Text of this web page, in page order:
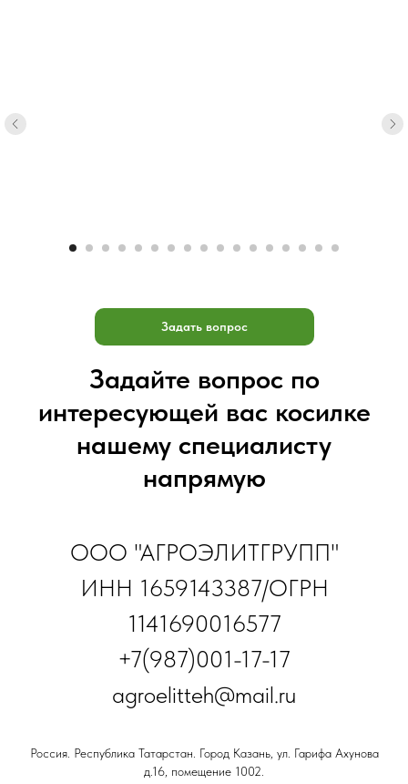
Задать вопрос
Задайте вопрос по
интересующей вас косилке
нашему специалисту
напрямую
ООО "АГРОЭЛИТГРУПП"
ИНН 1659143387/ОГРН
1141690016577
+7(987)001-17-17
agroelitteh@mail.ru
Россия. Республика Татарстан. Город Казань, ул. Гарифа Ахунова
д.16, помещение 1002.